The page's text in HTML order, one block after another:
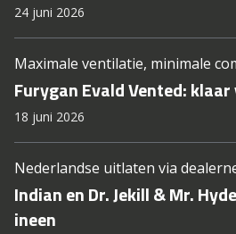
24 juni 2026
Maximale ventilatie, minimale
Furygan Evald Vented:
18 juni 2026
Nederlandse uitlaten via
Indian en Dr. Jekill & Mr.
ineen